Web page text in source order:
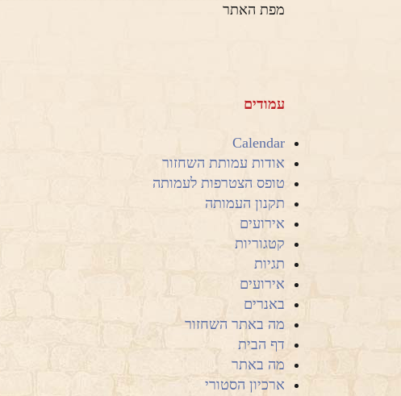
מפת האתר
עמודים
Calendar
אודות עמותת השחזור
טופס הצטרפות לעמותה
תקנון העמותה
אירועים
קטגוריות
תגיות
אירועים
באנרים
מה באתר השחזור
דף הבית
מה באתר
ארכיון הסטורי